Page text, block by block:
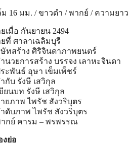
16 มม. / ขาวดํา / พากย์ / ความยา
เมื่อ กันยายน 2494
ที่ ศาลาเฉลิมบุรี
ทสร้าง ศิริจินดาภาพยนตร์
นวยการสร้าง บรรจง เลาหะจินดา
ะพันธ์ อุษา เข็มเพ็ชร์
กับ รังษี เสวิกุล
ยนบท รังษี เสวิกุล
ยภาพ ไพรัช สังวริบุตร
ดับภาพ ไพรัช สังวริบุตร
กย์ คารม – พรพรรณ
งย่อ